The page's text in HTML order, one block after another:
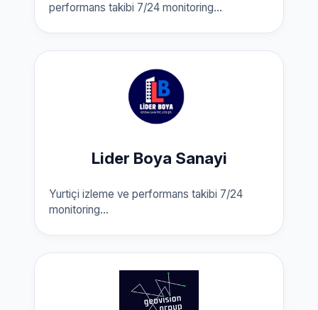
performans takibi 7/24 monitoring...
Lider Boya Sanayi
Yurtiçi izleme ve performans takibi 7/24
monitoring...